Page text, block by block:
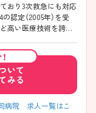
おり3次救急にも対応
認定（2005年）を受
高い医療技術を誇る
施設といった福利厚
詳細をお話しいたし
橋本駅とは～新宿か
八王子から横浜線で
いるのはもちろん、わ
システムやeラーニ
いて
みる
病院 求人一覧はこ